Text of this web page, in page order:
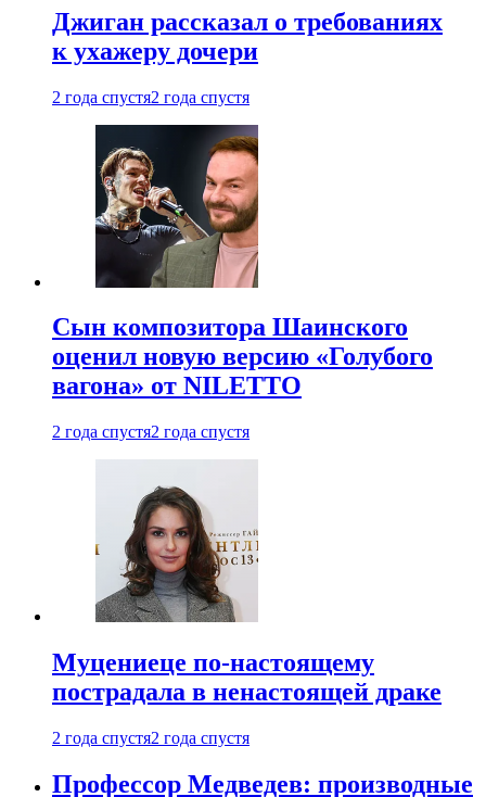
Джиган рассказал о требованиях
к ухажеру дочери
2 года спустя2 года спустя
Сын композитора Шаинского
оценил новую версию «Голубого
вагона» от NILETTO
2 года спустя2 года спустя
Муцениеце по-настоящему
пострадала в ненастоящей драке
2 года спустя2 года спустя
Профессор Медведев: производные